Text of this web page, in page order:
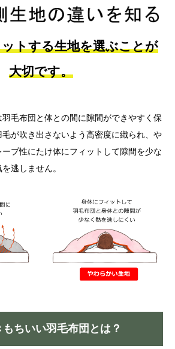
トする生地を選ぶことが
大切です。
毛布団と体との間に隙間ができやすく保
が吹き出さないよう高密度に織られ、や
プ性にたけ体にフィットして隙間を少な
逃しません。
ちいい羽毛布団とは？